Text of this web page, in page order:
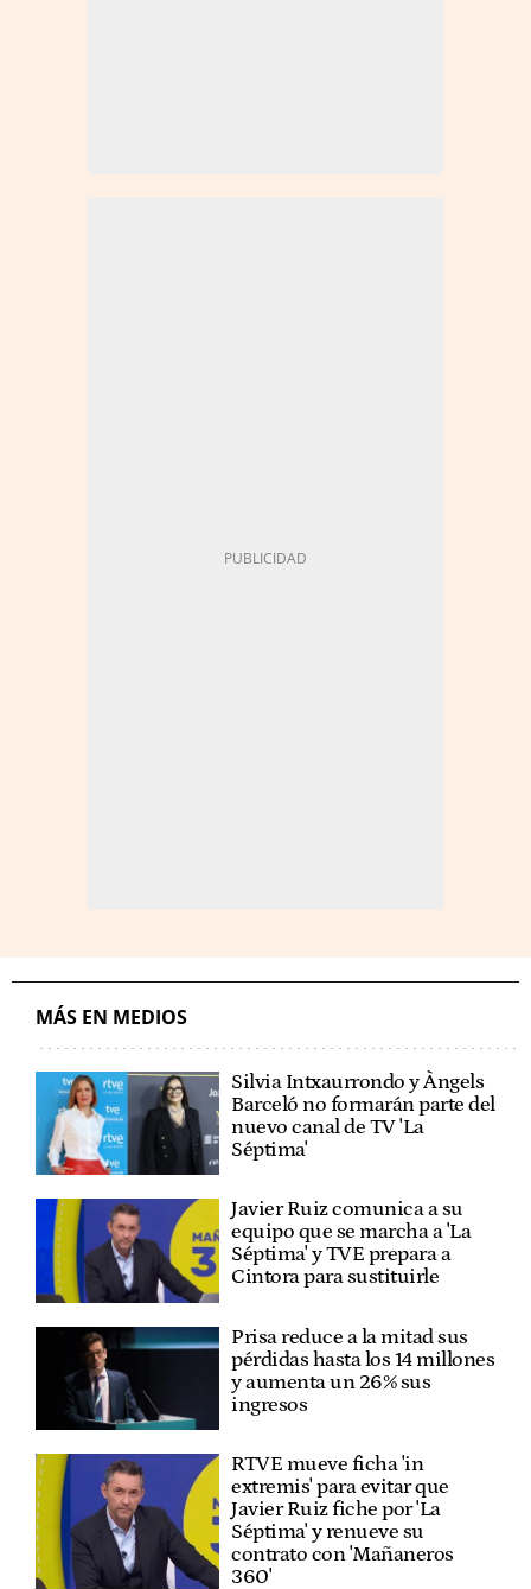
MÁS EN MEDIOS
Silvia Intxaurrondo y Àngels
Barceló no formarán parte del
nuevo canal de TV 'La
Séptima'
Javier Ruiz comunica a su
equipo que se marcha a 'La
Séptima' y TVE prepara a
Cintora para sustituirle
Prisa reduce a la mitad sus
pérdidas hasta los 14 millones
y aumenta un 26% sus
ingresos
RTVE mueve ficha 'in
extremis' para evitar que
Javier Ruiz fiche por 'La
Séptima' y renueve su
contrato con 'Mañaneros
360'